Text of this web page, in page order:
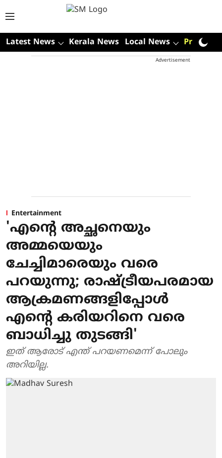
Latest News Kerala News Local News Premium
Advertisement
Entertainment
'എന്റെ അച്ഛനെയും
അമ്മയെയും
ചേച്ചിമാരെയും വരെ
പറയുന്നു; രാഷ്ട്രീയപരമായ
ആക്രമണങ്ങളിപ്പോൾ
എന്റെ കരിയറിനെ വരെ
ബാധിച്ചു തുടങ്ങി'
ഇത് ആരോട് എന്ത് പറയണമെന്ന് പോലും
അറിയില്ല.